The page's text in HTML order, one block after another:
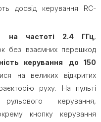
досвід керування RC-
на частоті 2.4 ГГц,
без взаємних перешкод
керування
до 150
на великих відкритих
руху. На пульті
керування,
кнопку керування